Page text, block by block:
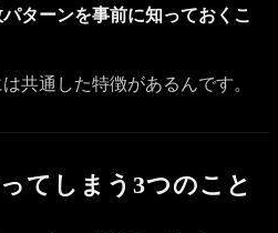
パターンを事前に知っておくこ
共通した特徴があるんです。
てしまう3つのこと